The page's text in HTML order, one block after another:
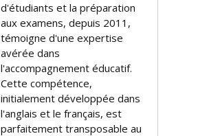
d'étudiants et la préparation
aux examens, depuis 2011,
témoigne d'une expertise
avérée dans
l'accompagnement éducatif.
Cette compétence,
initialement développée dans
l'anglais et le français, est
parfaitement transposable au